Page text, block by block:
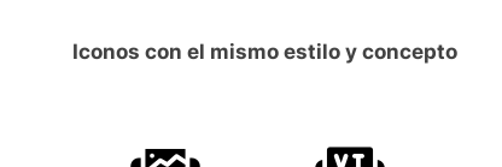
Iconos con el mismo estilo y concepto